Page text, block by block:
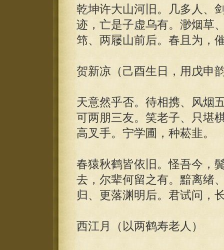
乾坤许大山河旧。几多人、
迹，亡是子虚乌有。渺烟草
筇、两屦山前后。春且为，
贺新凉（己酉生日，用戊申
天意然乎否。待相携、风烟
可两朋三友。笑老子、只堪
高叉手。宁学圃，种菘韭。
春猿秋鹤皆依旧。怪吾今，
去，尔辈何留之有。黯离绪
归、更落渊明后。君试问，
西江月（以两鹤寿老人）